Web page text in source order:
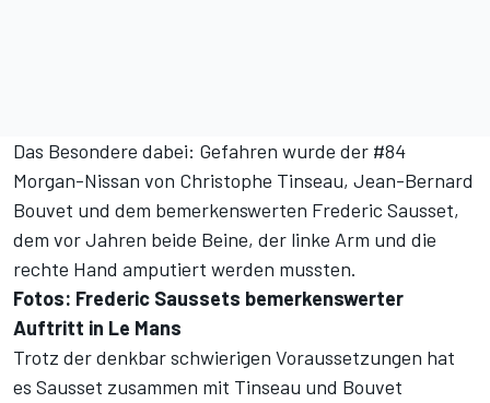
Das Besondere dabei: Gefahren wurde der #84
Morgan-Nissan von Christophe Tinseau, Jean-Bernard
Bouvet und dem bemerkenswerten Frederic Sausset,
dem vor Jahren beide Beine, der linke Arm und die
rechte Hand amputiert werden mussten.
Fotos: Frederic Saussets bemerkenswerter
Auftritt in Le Mans
Trotz der denkbar schwierigen Voraussetzungen hat
es Sausset zusammen mit Tinseau und Bouvet